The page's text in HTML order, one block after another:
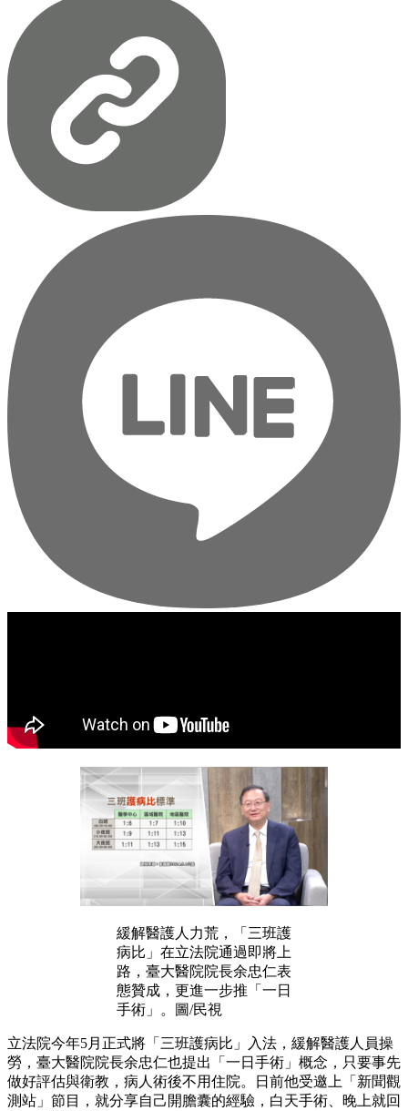
緩解醫護人力荒，「三班護
病比」在立法院通過即將上
路，臺大醫院院長余忠仁表
態贊成，更進一步推「一日
手術」。圖/民視
立法院今年5月正式將「三班護病比」入法，緩解醫護人員操
勞，臺大醫院院長余忠仁也提出「一日手術」概念，只要事先
做好評估與衛教，病人術後不用住院。日前他受邀上「新聞觀
測站」節目，就分享自己開膽囊的經驗，白天手術、晚上就回